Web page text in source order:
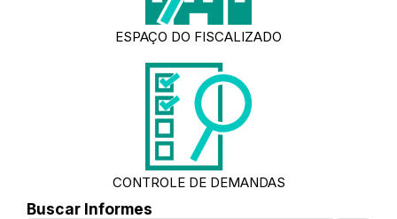
ESPAÇO DO FISCALIZADO
CONTROLE DE DEMANDAS
Buscar Informes